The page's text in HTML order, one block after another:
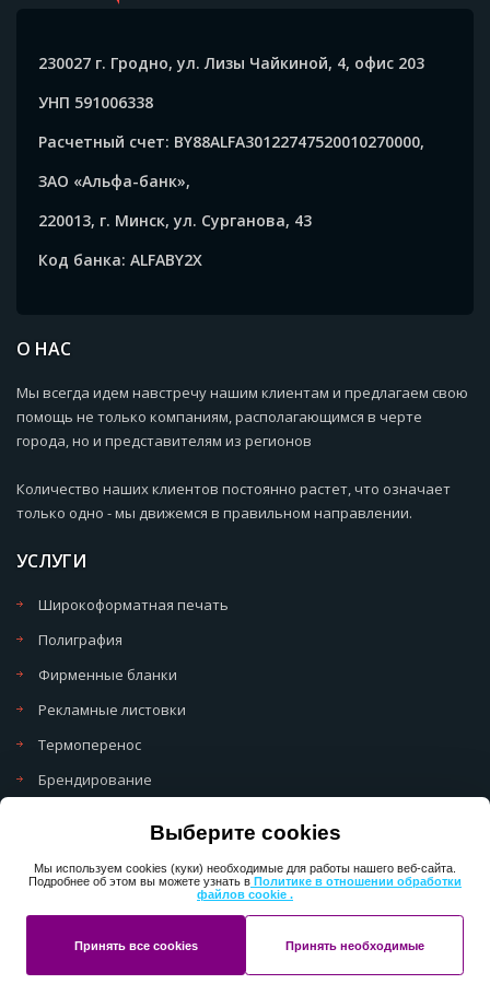
Выберите cookies
Мы используем cookies (куки) необходимые для работы нашего веб-сайта.
Подробнее об этом вы можете узнать в Политике в отношении обработки
файлов cookie .
Принять все cookies Принять необходимые
230027 г. Гродно, ул. Лизы Чайкиной, 4, офис 203
УНП 591006338
Расчетный счет: BY88ALFA30122747520010270000,
ЗАО «Альфа-банк»,
220013, г. Минск, ул. Сурганова, 43
Код банка: ALFABY2X
О НАС
Мы всегда идем навстречу нашим клиентам и предлагаем свою
помощь не только компаниям, располагающимся в черте
города, но и представителям из регионов
Количество наших клиентов постоянно растет, что означает
только одно - мы движемся в правильном направлении.
УСЛУГИ
Широкоформатная печать
Полиграфия
Фирменные бланки
Рекламные листовки
Термоперенос
Брендирование
Политика обработки персональных данных